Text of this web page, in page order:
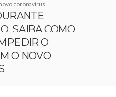
coronavírus
SAIBA COMO
O
O NOVO